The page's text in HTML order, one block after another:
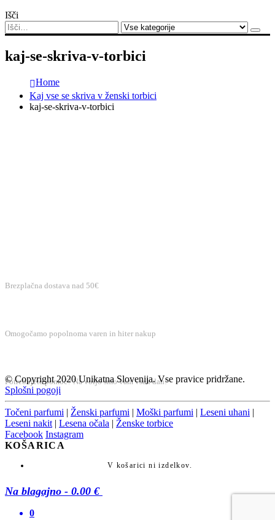
Išči
kaj-se-skriva-v-torbici
Home
Kaj vse se skriva v ženski torbici
kaj-se-skriva-v-torbici
Brezplačna dostava nad 50€
Omogočamo popolnoma varen in hiter nakup
Potrebujete pomoč? Na voljo smo vam vsak dan!
© Copyright 2020 Unikatna Slovenija. Vse pravice pridržane.
Splošni pogoji
Točeni parfumi | Ženski parfumi | Moški parfumi | Leseni uhani |
Leseni nakit | Lesena očala | Ženske torbice
Facebook Instagram
KOŠARICA
V košarici ni izdelkov.
Na blagajno - 0.00 €
0